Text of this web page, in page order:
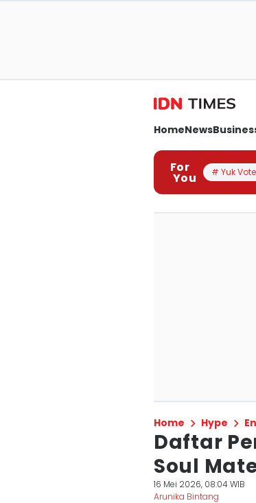
HomeNews
For
You # Yuk Vote
Home Hype
Daftar
Soul
16 Mei 2026, 08:04 WIB
Arunika Bintang